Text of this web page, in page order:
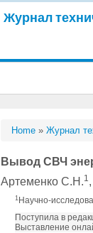
Журнал
Home »Журнал
Вывод СВЧ
Артеменко С.Н.1
1 Научно-
Поступила в
Выставление